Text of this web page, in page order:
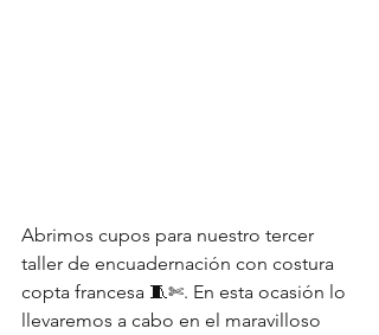
Abrimos cupos para nuestro tercer
taller de encuadernación con costura
copta francesa 🧵✄. En esta ocasión lo
llevaremos a cabo en el maravilloso